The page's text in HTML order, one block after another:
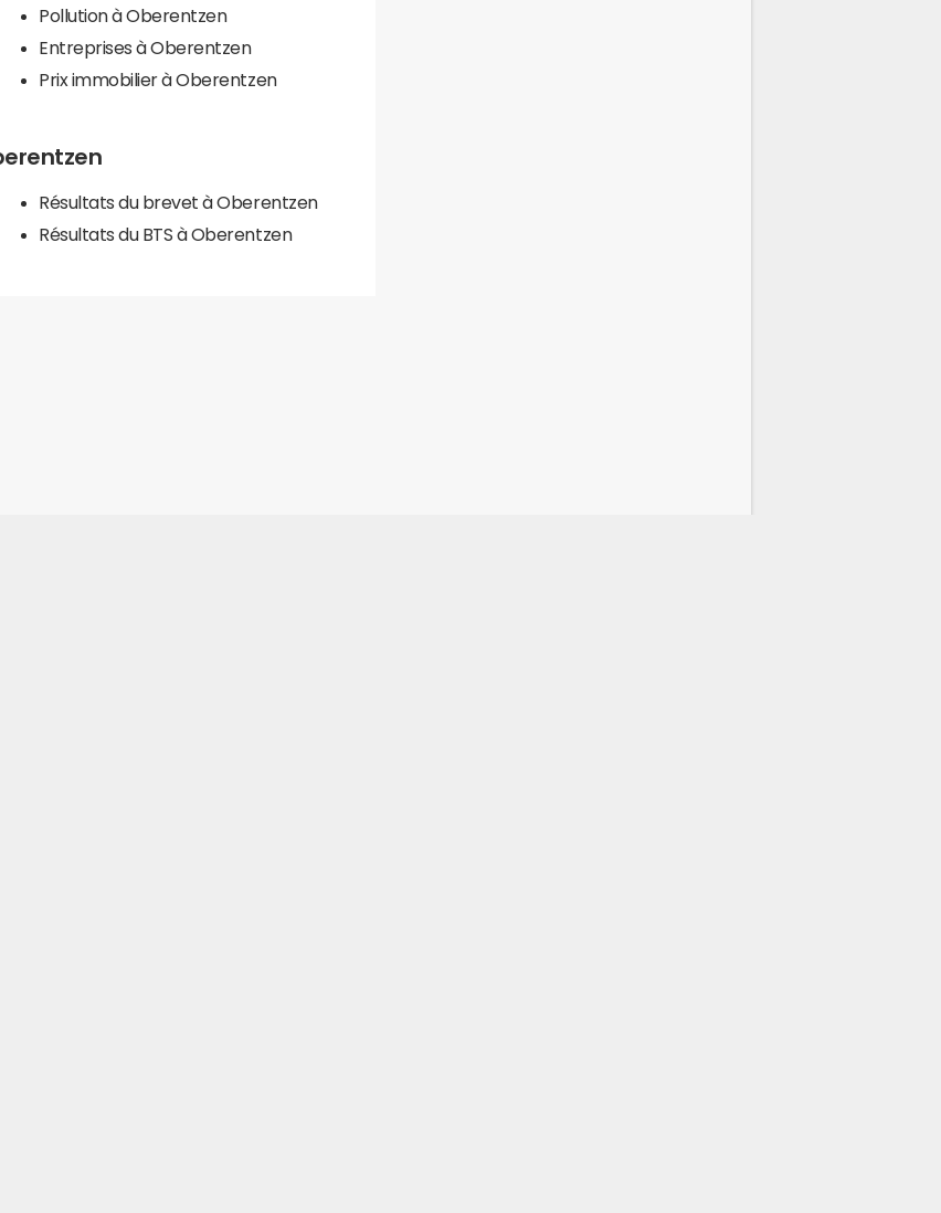
Pollution à Oberentzen
Entreprises à Oberentzen
Prix immobilier à Oberentzen
Résultats du brevet à Oberentzen
Résultats du BTS à Oberentzen